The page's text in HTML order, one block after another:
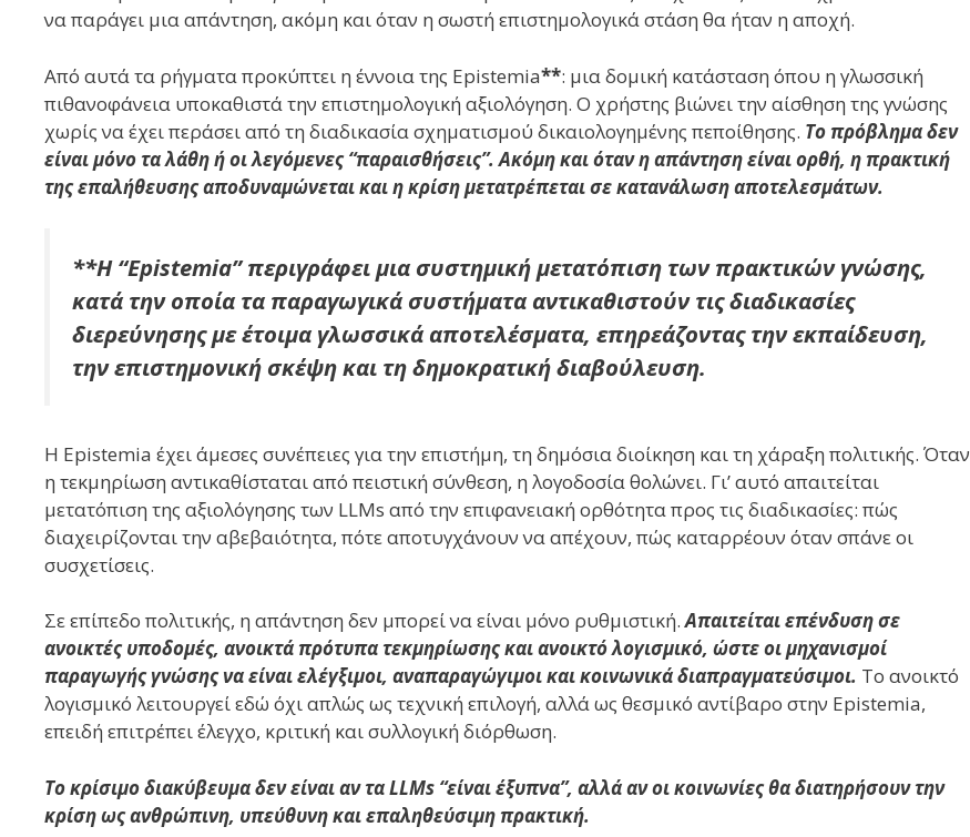
να παράγει μια απάντηση, ακόμη και όταν η σωστή επιστημολογικά στάση θα ήταν η αποχή.
Από αυτά τα ρήγματα προκύπτει η έννοια της Epistemia**: μια δομική κατάσταση όπου η γλωσσική
πιθανοφάνεια υποκαθιστά την επιστημολογική αξιολόγηση. Ο χρήστης βιώνει την αίσθηση της γνώσης
χωρίς να έχει περάσει από τη διαδικασία σχηματισμού δικαιολογημένης πεποίθησης. Το πρόβλημα δεν
είναι μόνο τα λάθη ή οι λεγόμενες “παραισθήσεις”. Ακόμη και όταν η απάντηση είναι ορθή, η πρακτική
της επαλήθευσης αποδυναμώνεται και η κρίση μετατρέπεται σε κατανάλωση αποτελεσμάτων.
**Η “Epistemia” περιγράφει μια συστημική μετατόπιση των πρακτικών γνώσης,
κατά την οποία τα παραγωγικά συστήματα αντικαθιστούν τις διαδικασίες
διερεύνησης με έτοιμα γλωσσικά αποτελέσματα, επηρεάζοντας την εκπαίδευση,
την επιστημονική σκέψη και τη δημοκρατική διαβούλευση.
Η Epistemia έχει άμεσες συνέπειες για την επιστήμη, τη δημόσια διοίκηση και τη χάραξη πολιτικής. Όταν
η τεκμηρίωση αντικαθίσταται από πειστική σύνθεση, η λογοδοσία θολώνει. Γι’ αυτό απαιτείται
μετατόπιση της αξιολόγησης των LLMs από την επιφανειακή ορθότητα προς τις διαδικασίες: πώς
διαχειρίζονται την αβεβαιότητα, πότε αποτυγχάνουν να απέχουν, πώς καταρρέουν όταν σπάνε οι
συσχετίσεις.
Σε επίπεδο πολιτικής, η απάντηση δεν μπορεί να είναι μόνο ρυθμιστική.Απαιτείται επένδυση σε
ανοικτές υποδομές, ανοικτά πρότυπα τεκμηρίωσης και ανοικτό λογισμικό, ώστε οι μηχανισμοί
παραγωγής γνώσης να είναι ελέγξιμοι, αναπαραγώγιμοι και κοινωνικά διαπραγματεύσιμοι. Το ανοικτό
λογισμικό λειτουργεί εδώ όχι απλώς ως τεχνική επιλογή, αλλά ως θεσμικό αντίβαρο στην Epistemia,
επειδή επιτρέπει έλεγχο, κριτική και συλλογική διόρθωση.
Το κρίσιμο διακύβευμα δεν είναι αν τα LLMs “είναι έξυπνα”, αλλά αν οι κοινωνίες θα διατηρήσουν την
κρίση ως ανθρώπινη, υπεύθυνη και επαληθεύσιμη πρακτική.